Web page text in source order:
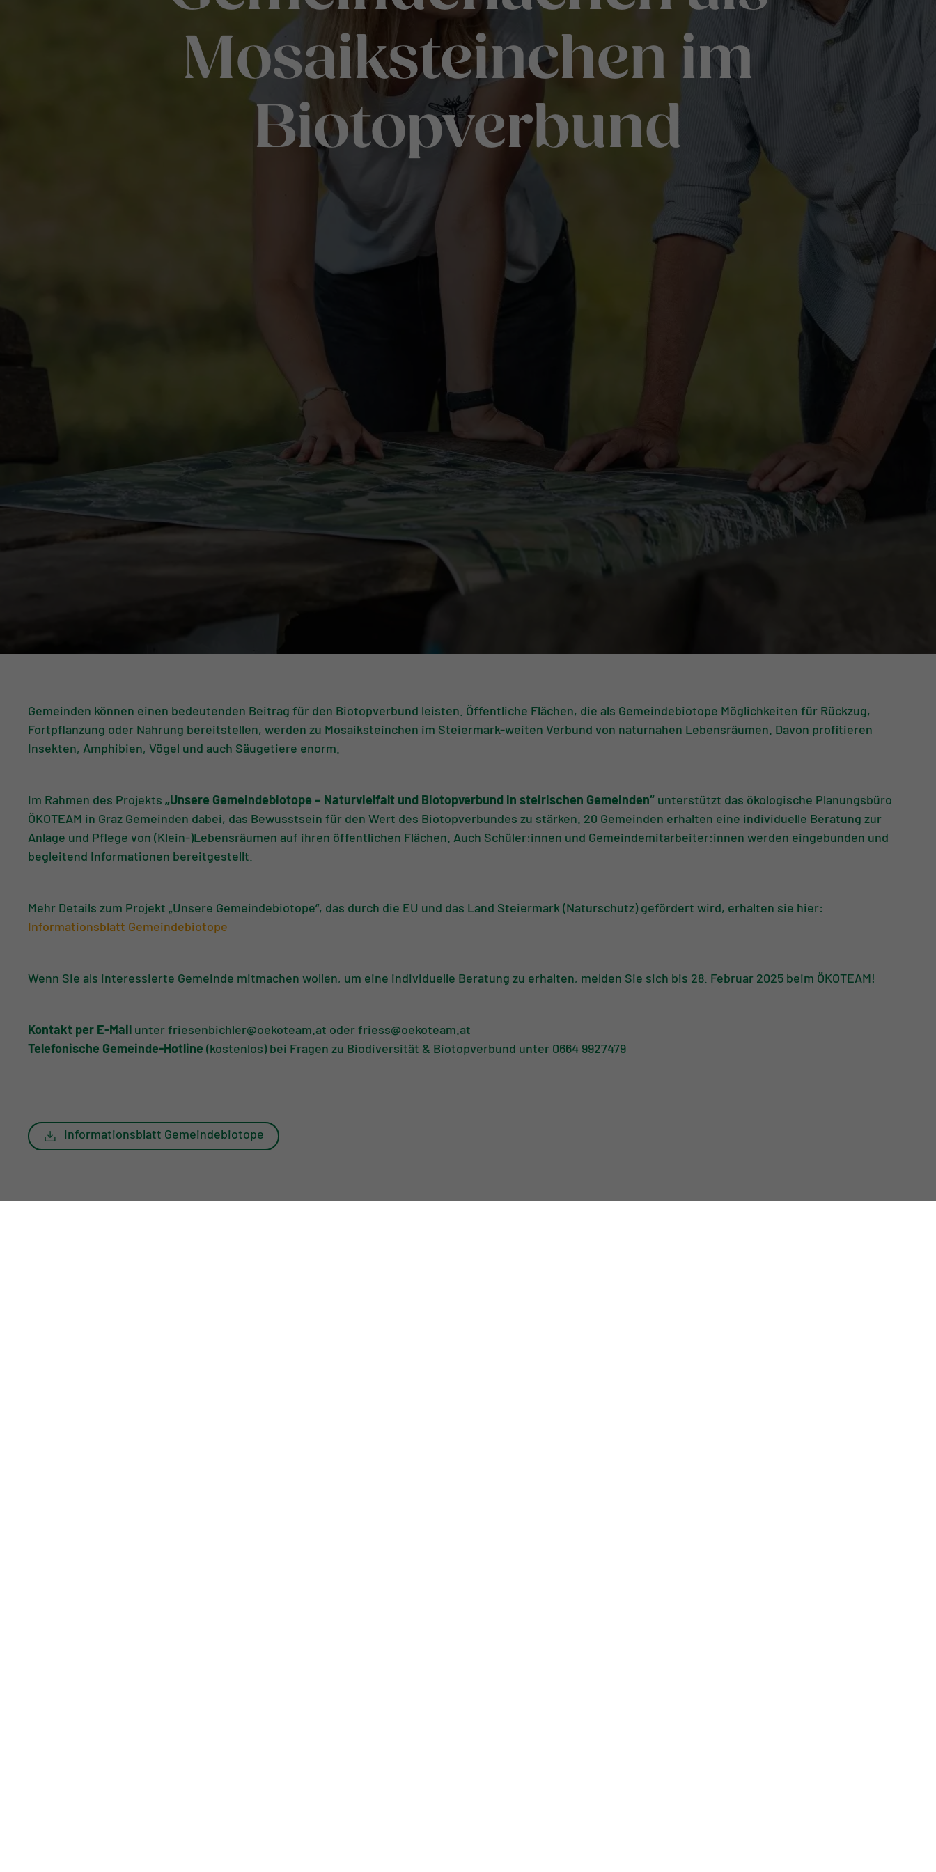
Mosaiksteinchen im
Biotopverbund
Gemeinden können einen bedeutenden Beitrag für den Biotopverbund leisten. Öffentliche Flächen, die als Gemeindebiotope Möglichkeiten für Rückzug,
Fortpflanzung oder Nahrung bereitstellen, werden zu Mosaiksteinchen im Steiermark-weiten Verbund von naturnahen Lebensräumen. Davon profitieren
Insekten, Amphibien, Vögel und auch Säugetiere enorm.
Im Rahmen des Projekts „Unsere Gemeindebiotope – Naturvielfalt und Biotopverbund in steirischen Gemeinden“ unterstützt das ökologische Planungsbüro
ÖKOTEAM in Graz Gemeinden dabei, das Bewusstsein für den Wert des Biotopverbundes zu stärken. 20 Gemeinden erhalten eine individuelle Beratung zur
Anlage und Pflege von (Klein-)Lebensräumen auf ihren öffentlichen Flächen. Auch Schüler:innen und Gemeindemitarbeiter:innen werden eingebunden und
begleitend Informationen bereitgestellt.
Mehr Details zum Projekt „Unsere Gemeindebiotope“, das durch die EU und das Land Steiermark (Naturschutz) gefördert wird, erhalten sie hier:
Informationsblatt Gemeindebiotope
Wenn Sie als interessierte Gemeinde mitmachen wollen, um eine individuelle Beratung zu erhalten, melden Sie sich bis 28. Februar 2025 beim ÖKOTEAM!
Kontakt per E-Mail unter friesenbichler@oekoteam.at oder friess@oekoteam.at
Telefonische Gemeinde-Hotline (kostenlos) bei Fragen zu Biodiversität & Biotopverbund unter 0664 9927479
Informationsblatt Gemeindebiotope